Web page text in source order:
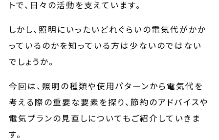
トで、日々の活動を支えています。
しかし、照明にいったいどれぐらいの電気代がかか
っているのかを知っている方は少ないのではない
でしょうか。
今回は、照明の種類や使用パターンから電気代を
考える際の重要な要素を探り、節約のアドバイスや
電気プランの見直しについてもご紹介していきま
す。